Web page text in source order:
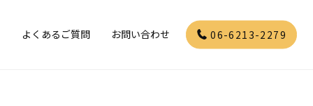
よくあるご質問 お問い合わせ 06-6213-2279